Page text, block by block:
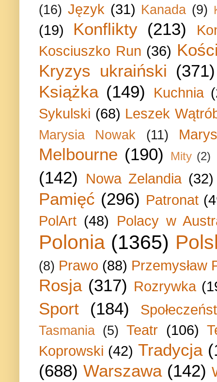
(16) Język (31) Kanada (9)
(19) Konflikty (213)
Kosciuszko Run (36)
Kryzys ukraiński (371)
Książka (149) Kuchnia
Sykulski (68) Leszek
Marysia Nowak (11)
Melbourne (190) Mity (2)
(142) Nowa Zelandia (32)
Pamięć (296) Patronat
PolArt (48) Polacy w
Polonia (1365)
(8) Prawo (88) Przemysław
Rosja (317) Rozrywka
Sport (184)
Tasmania (5) Teatr (106)
Koprowski (42) Tradycja
(688) Warszawa (142)